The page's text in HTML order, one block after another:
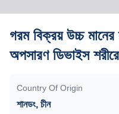
গরম বিক্রয় উচ্চ
অপসারণ ডিভাইস
Country Of Origin
শানডং, চীন